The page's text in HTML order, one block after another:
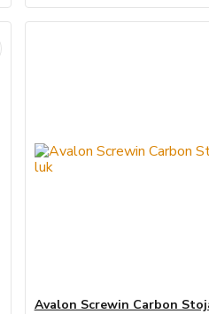
Avalon Screwin Carbon